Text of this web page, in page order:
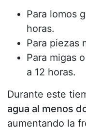
Para lomos
horas.
Para piezas
Para migas
a 12 horas.
Durante este
agua al menos
aumentando la